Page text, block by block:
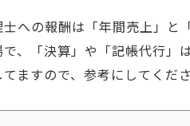
への報酬は「年間売上」と
、「決算」や「記帳代行」
ますので、参考にしてくださ